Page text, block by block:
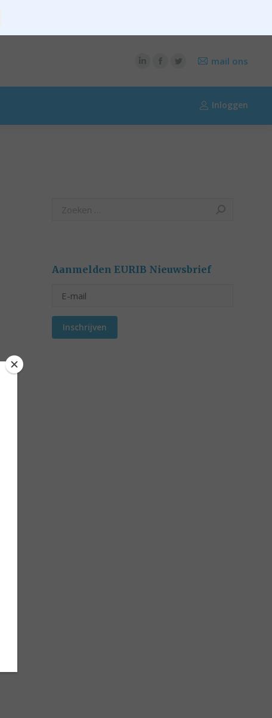
mail ons
Inloggen
Search:
Aanmelden EURIB Nieuwsbrief
Inschrijven